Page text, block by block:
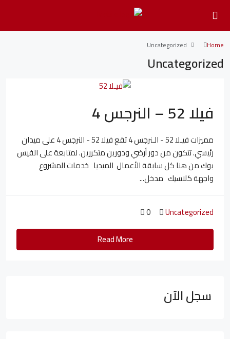
Home
Uncategorized
Uncategorized
فيلا 52 – النرجس 4
مميزات فيـلا 52 - الـنرجس 4 تقع فيلا 52 - النرجس 4 على ميدان
رئيسي. تتكون من دور أرضي ودورين متكررين. لمتابعة على الفيس
بوك من هنا كل سابقة الأعمال الميديا خدمات المشروع
واجهة كلاسيك مدخل...
Uncategorized
0
Read More
سجل الآن